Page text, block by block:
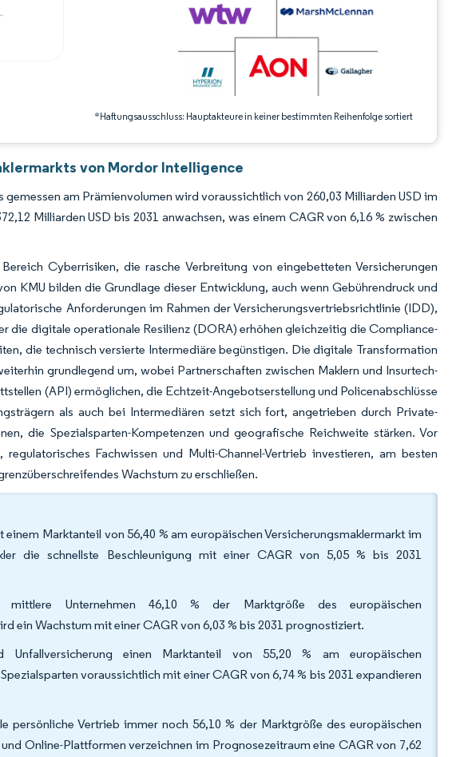
*Haftungsausschluss: Hauptakteure in keiner bestimmten Reihenfolge sortiert
von Mordor Intelligence
am Prämienvolumen wird voraussichtlich von 260,03 Milliarden USD im
Milliarden USD bis 2031 anwachsen, was einem CAGR von 6,16 % zwischen
Cyberrisiken, die rasche Verbreitung von eingebetteten Versicherungen
KMU bilden die Grundlage dieser Entwicklung, auch wenn Gebührendruck und
Anforderungen im Rahmen der Versicherungsvertriebsrichtlinie (IDD),
die digitale operationale Resilienz (DORA) erhöhen gleichzeitig die Compliance-
die technisch versierte Intermediäre begünstigen. Die digitale Transformation
grundlegend um, wobei Partnerschaften zwischen Maklern und Insurtech-
(API) ermöglichen, die Echtzeit-Angebotserstellung und Policenabschlüsse
als auch bei Intermediären setzt sich fort, angetrieben durch Private-
die Spezialsparten-Kompetenzen und geografische Reichweite stärken. Vor
Fachwissen und Multi-Channel-Vertrieb investieren, am besten
Wachstum zu erschließen.
Marktanteil von 56,40 % am europäischen Versicherungsmaklermarkt im
die schnellste Beschleunigung mit einer CAGR von 5,05 % bis 2031
Unternehmen 46,10 % der Marktgröße des europäischen
ein Wachstum mit einer CAGR von 6,03 % bis 2031 prognostiziert.
Unfallversicherung einen Marktanteil von 55,20 % am europäischen
voraussichtlich mit einer CAGR von 6,74 % bis 2031 expandieren
persönliche Vertrieb immer noch 56,10 % der Marktgröße des europäischen
Online-Plattformen verzeichnen im Prognosezeitraum eine CAGR von 7,62